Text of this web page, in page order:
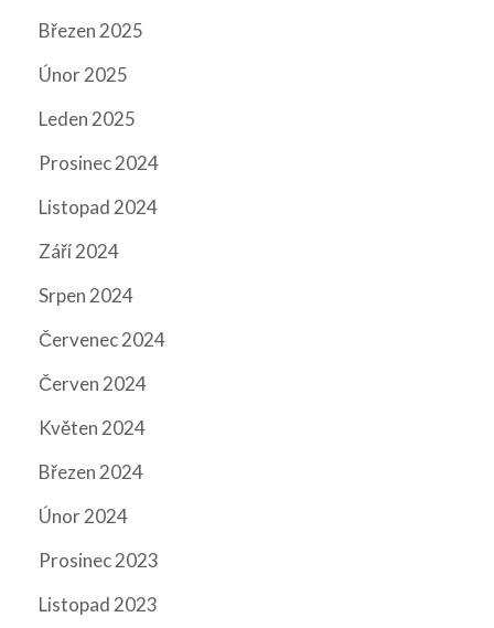
Březen 2025
Únor 2025
Leden 2025
Prosinec 2024
Listopad 2024
Září 2024
Srpen 2024
Červenec 2024
Červen 2024
Květen 2024
Březen 2024
Únor 2024
Prosinec 2023
Listopad 2023